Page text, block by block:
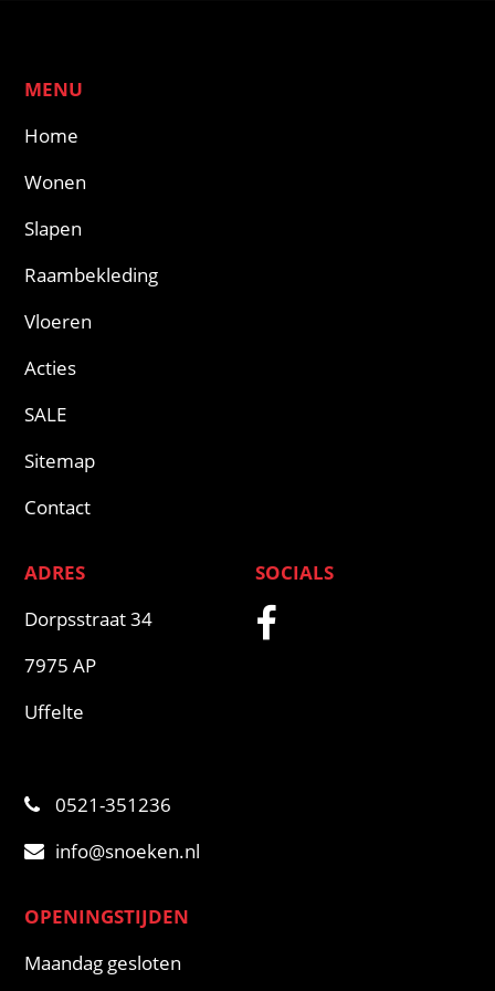
MENU
Home
Wonen
Slapen
Raambekleding
Vloeren
Acties
SALE
Sitemap
Contact
ADRES
Dorpsstraat 34
7975 AP
Uffelte
0521-351236
info@snoeken.nl
SOCIALS
OPENINGSTIJDEN
Maandag gesloten